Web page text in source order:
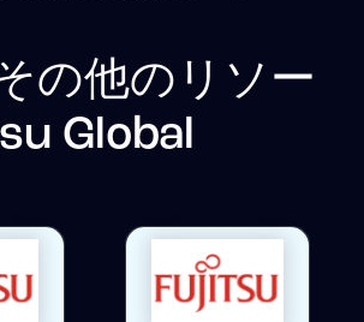
の他のリソー
Global